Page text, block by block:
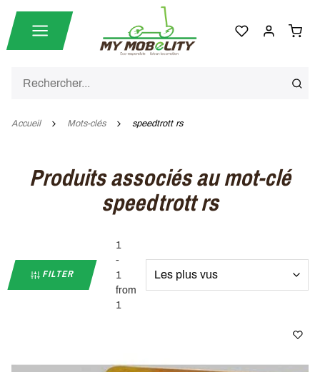
Accueil Mots-clés speedtrott rs
Produits associés au mot-clé
speedtrott rs
FILTER
1
-
1
from
1